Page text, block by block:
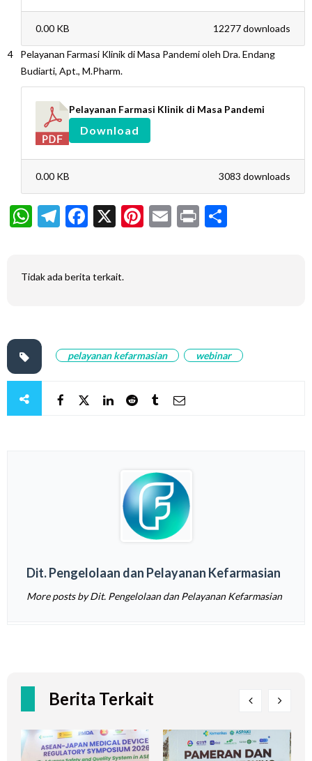
12277 downloads
0.00 KB
Pelayanan Farmasi Klinik di Masa Pandemi oleh Dra. Endang
Budiarti, Apt., M.Pharm.
Pelayanan Farmasi Klinik di Masa Pandemi
Download
3083 downloads
0.00 KB
WhatsApp
Telegram
Facebook
X Pinterest
Email
Print
Tidak ada berita terkait.
pelayanan kefarmasian webinar
Dit. Pengelolaan dan Pelayanan Kefarmasian
More posts by Dit. Pengelolaan dan Pelayanan Kefarmasian
Berita Terkait